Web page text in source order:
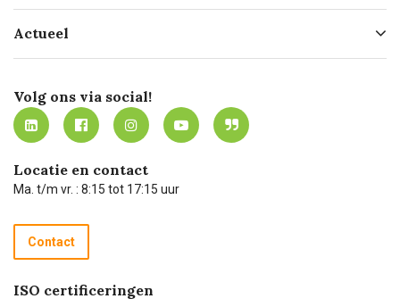
Missie
Werken bij Carel Lurvink
MVO
Bezorgen
Mijn Carel Lurvink
Mijn Carel Lurvink instructievideo's
Carel Lurvink App
Hulp op afstand
Technische dienst
Recycle programma
Betalen
Actueel
Innovation LAB
Tevreden klanten
Carel Lurvink Blog
Carel de podcast
Volg ons via social!
Locatie en contact
Ma. t/m vr. : 8:15 tot 17:15 uur
Contact
ISO certificeringen